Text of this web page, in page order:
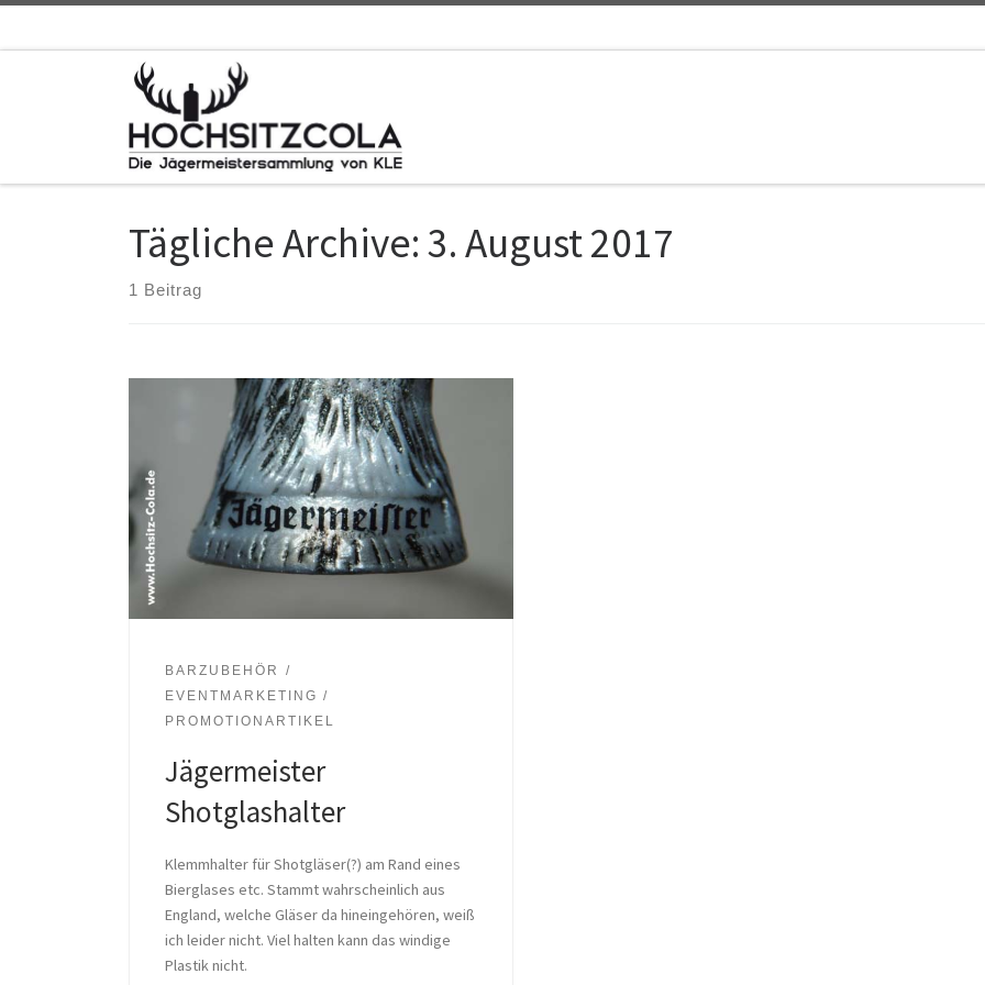
Tägliche Archive:3. August 2017
1 Beitrag
BARZUBEHÖR
EVENTMARKETING /
PROMOTIONARTIKEL
Jägermeister
Shotglashalter
Klemmhalter für Shotgläser(?) am Rand eines
Bierglases etc. Stammt wahrscheinlich aus
England, welche Gläser da hineingehören, weiß
ich leider nicht. Viel halten kann das windige
Plastik nicht.